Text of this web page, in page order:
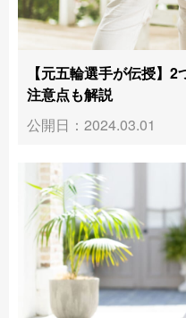
【元五輪選手が伝授】
注意点も解説
公開日：2024.03.01